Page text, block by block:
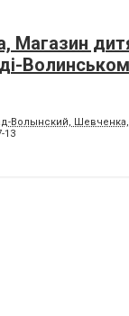
Магазин
Волынский,
13